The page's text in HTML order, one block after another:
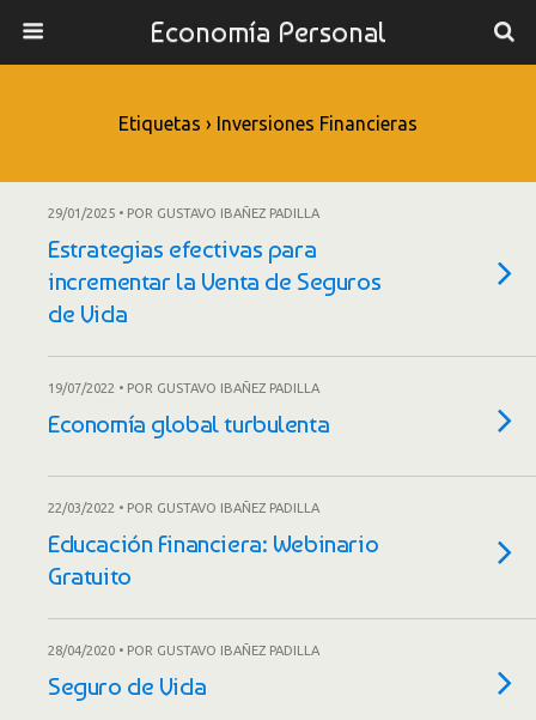
Economía Personal
Etiquetas › Inversiones Financieras
29/01/2025 • POR GUSTAVO IBAÑEZ PADILLA
Estrategias efectivas para
incrementar la Venta de Seguros
de Vida
19/07/2022 • POR GUSTAVO IBAÑEZ PADILLA
Economía global turbulenta
22/03/2022 • POR GUSTAVO IBAÑEZ PADILLA
Educación Financiera: Webinario
Gratuito
28/04/2020 • POR GUSTAVO IBAÑEZ PADILLA
Seguro de Vida